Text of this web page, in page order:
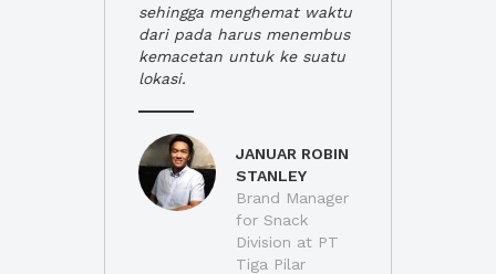
sehingga menghemat waktu
dari pada harus menembus
kemacetan untuk ke suatu
lokasi.
JANUAR ROBIN
STANLEY
Brand Manager
for Snack
Division at PT
Tiga Pilar